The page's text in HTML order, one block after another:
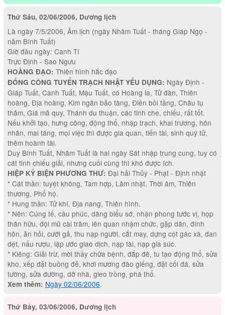
Thứ Sáu, 02/06/2006, Dương lịch
Là ngày 7/5/2006, Âm lịch (ngày Nhâm Tuất - tháng Giáp Ngọ -
năm Bính Tuất)
Giờ đầu ngày: Canh Tí
Trực Định - Sao Ngưu
HOÀNG ĐẠO: Thiên hình hắc đạo
ĐỔNG CÔNG TUYỂN TRẠCH NHẬT YẾU DỤNG: Ngày Định -
Giáp Tuất, Canh Tuất, Mậu Tuất, có Hoàng la, Tử đàn, Thiên
hoàng, Địa hoàng, Kim ngân bảo tàng, Điền bồi tầng, Châu tụ
thâm, Giá mã quy, Thánh du thuận, các tinh che, chiếu, rất tốt.
Nếu khởi tạo, hưng công, động thổ, nhập trạch, khai trương, hôn
nhân, mai táng, mọi việc thì được gia quan, tiến tài, sinh quý tử,
thêm hoành tài.
Duy Bính Tuất, Nhâm Tuất là hai ngày Sát nhập trung cung, tuy có
cát tinh chiếu giải, nhưng cuối cùng thì khó được ích.
HIỆP KỶ BIỆN PHƯƠNG THƯ: Đại hải Thủy - Phạt - Định nhật
* Cát thần: tuyệt không, Tam hợp, Lâm nhật, Thời âm, Thiên
thương, Phổ hộ.
* Hung thần: Tử khí, Địa nang, Thiên hình.
* Nên: Cúng tế, cầu phúc, dâng biểu sớ, nhận phong tước vị, họp
thân hữu, đội mũ cài trâm, lên quan nhậm chức, gặp dân, đính
hôn, ăn hỏi, cưới gả, thu nạp người, cắt may, dựng cột gác xà, đan
dệt, nấu rượu, lập ước giao dịch, nạp tài, nạp gia súc.
* Kiêng: Giải trừ, mời thầy chữa bệnh, đắp đê, tu tạo động thổ, sửa
kho, xếp đặt buồng đẻ, khơi mương đào giếng, đặt cối đá, sửa
tường, sửa đường, dỡ nhà, gieo trồng, phá thổ.
Xem thêm: Ngày 02/06/2006.
Thứ Bảy, 03/06/2006, Dương lịch